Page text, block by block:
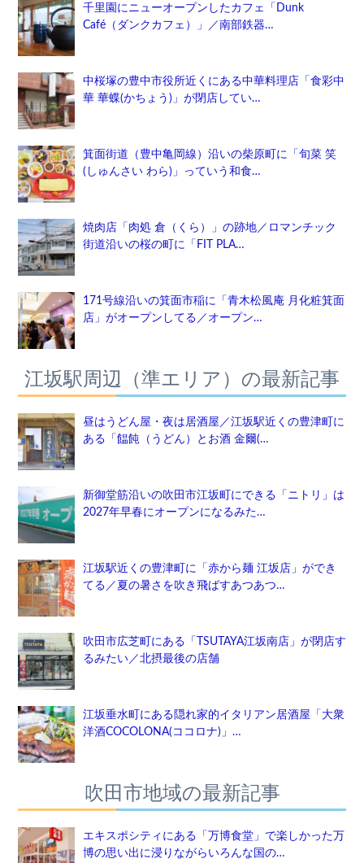
千里園にニューオープンしたカフェ「Dunk
Café（ダンクカフェ）」／南部鉄器…
中桜塚の豊中市役所近くにある中華料理店「食彩中
華 華蝶(かちょう)」が閉店してい…
箕面街道（豊中亀岡線）沿いの柴原町に「旬菜 笑
(しゅんさい わら)」っていう和食…
焼肉店「肉処 倉（くら）」の跡地／ロマンチック
街道沿いの桜の町に「FIT PLA…
171号線沿いの箕面市稲に「青木松風庵 月化粧箕面
店」がオープンしてる／オープン…
江坂駅周辺（準エリア）の最新記事
昼はうどん屋・夜は居酒屋／江坂駅近くの豊津町に
ある「饂飩（うどん）とお酒 金爾(…
新御堂筋沿いの吹田市江坂町にできる「ニトリ」は
2027年早春にオープンになるみた…
江坂駅近くの豊津町に「赤から麺 江坂店」ができ
てる／夏の暑さを吹き飛ばすあつあつ…
吹田市広芝町にある「TSUTAYA江坂南店」が閉店す
るみたい／北摂最後の店舗
江坂垂水町にある隠れ家的イタリアン居酒屋「大衆
洋酒COCOLONA(ココロナ)」…
吹田市地域の最新記事
エキスポシティにある「万博食堂」で楽しかった万
博の思い出に浸りながらいろんな国の…